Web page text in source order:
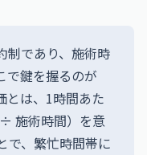
制であり、施術時
で鍵を握るのが
とは、1時間あた
施術時間）を意
で、繁忙時間帯に